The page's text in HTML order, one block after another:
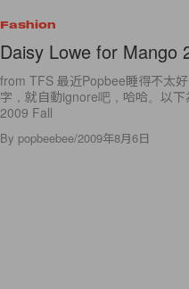
Fashion
Daisy Lowe for Mango
from TFS 最近Popbee睡得不太
字，就自動ignore吧，哈哈。以
2009 Fall
By popbeebee/2009年8月6日